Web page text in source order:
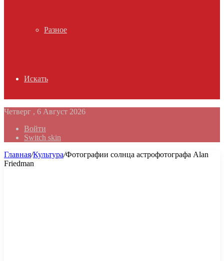
Разное
Искать
Четверг , 6 Август 2026
Войти
Switch skin
Главная/Культура/Фотографии солнца астрофотографа Alan
Friedman